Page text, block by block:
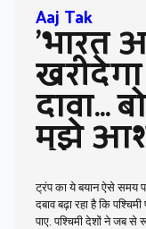
Aaj Tak
'भारत
दावा...
मुझे
ट्रंप का ये बयान ऐसे समय
दबाव बढ़ा रहा है कि
पाए. पश्चिमी देशों ने जब से